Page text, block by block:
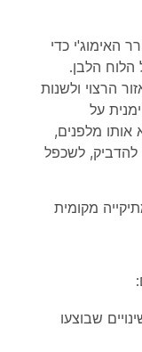
האימוג'י כדי
הלוח הלבן.
הרצוי ולשנות
על
אותו מלפנים,
להדביק, לשכפל
מקומית
שבוצעו